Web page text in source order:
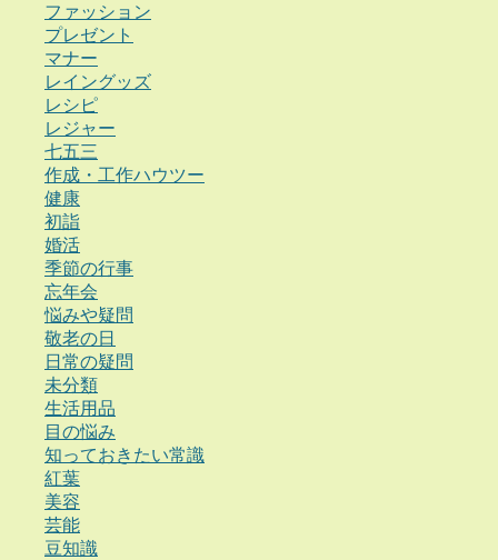
ファッション
プレゼント
マナー
レイングッズ
レシピ
レジャー
七五三
作成・工作ハウツー
健康
初詣
婚活
季節の行事
忘年会
悩みや疑問
敬老の日
日常の疑問
未分類
生活用品
目の悩み
知っておきたい常識
紅葉
美容
芸能
豆知識